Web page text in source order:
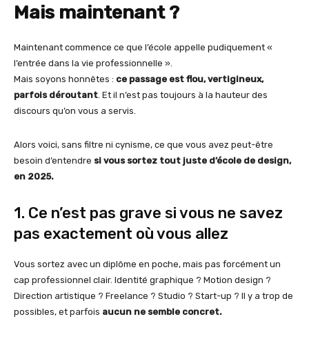
Mais maintenant ?
Maintenant commence ce que l’école appelle pudiquement «
l’entrée dans la vie professionnelle ».
Mais soyons honnêtes : ce passage est flou, vertigineux,
parfois déroutant . Et il n’est pas toujours à la hauteur des
discours qu’on vous a servis.
Alors voici, sans filtre ni cynisme, ce que vous avez peut-être
besoin d’entendre si vous sortez tout juste d’école de design,
en 2025.
1. Ce n’est pas grave si vous ne savez
pas exactement où vous allez
Vous sortez avec un diplôme en poche, mais pas forcément un
cap professionnel clair. Identité graphique ? Motion design ?
Direction artistique ? Freelance ? Studio ? Start-up ? Il y a trop de
possibles, et parfois aucun ne semble concret.